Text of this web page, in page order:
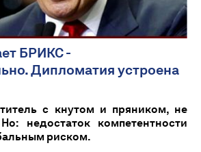
БРИКС -
Дипломатия устроена
с кнутом и пряником, не
недостаток компетентности
риском.